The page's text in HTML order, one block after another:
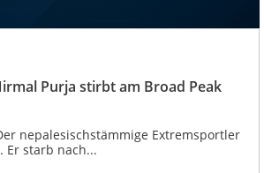
Purja stirbt am Broad Peak
nepalesischstämmige Extremsportler
Er starb nach...